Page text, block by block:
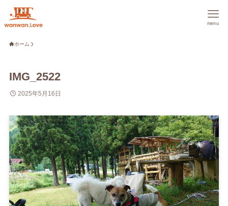
menu
ホーム
IMG_2522
2025年5月16日